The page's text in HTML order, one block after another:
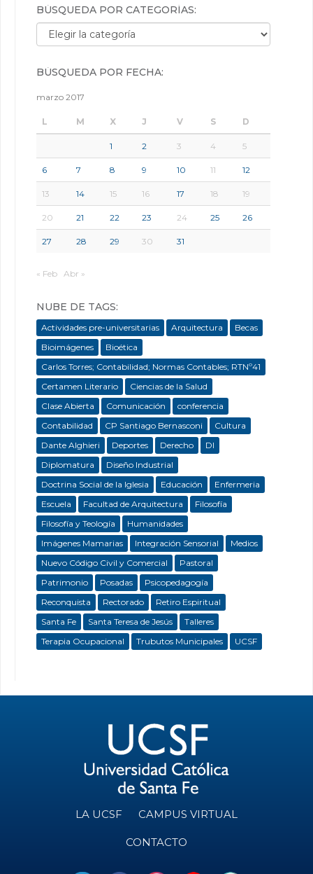
BÚSQUEDA POR CATEGORÍAS:
Búsqueda por categorías:
BÚSQUEDA POR FECHA:
marzo 2017
L M X J V S D
1 2 3 4 5
6 7 8 9 10 11 12
13 14 15 16 17 18 19
20 21 22 23 24 25 26
27 28 29 30 31
« Feb Abr »
NUBE DE TAGS:
Actividades pre-universitarias Arquitectura
Becas
Bioimágenes
Bioética
Carlos Torres; Contabilidad; Normas Contables; RTNº41
Certamen Literario
Ciencias de la Salud
Clase Abierta
Comunicación
conferencia
Contabilidad
CP Santiago Bernasconi
Cultura
Dante Alghieri
Deportes Derecho
DI
Diplomatura
Diseño Industrial
Doctrina Social de la Iglesia
Educación
Enfermeria
Escuela
Facultad de Arquitectura
Filosofía
Filosofía y Teología
Humanidades
Imágenes Mamarias
Integración Sensorial
Medios
Nuevo Código Civil y Comercial
Pastoral
Patrimonio
Posadas
Psicopedagogía
Reconquista
Rectorado
Retiro Espiritual
Santa Fe
Santa Teresa de Jesús
Talleres
Terapia Ocupacional
Trubutos Municipales UCSF
LA UCSF CAMPUS VIRTUAL
CONTACTO